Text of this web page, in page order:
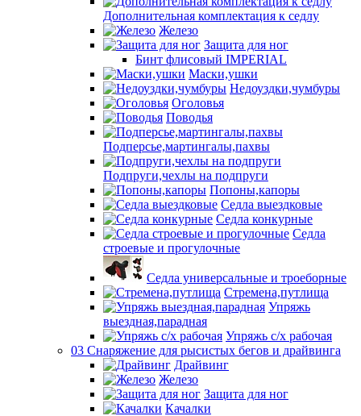
Дополнительная комплектация к седлу
Железо
Защита для ног
Бинт флисовый IMPERIAL
Маски,ушки
Недоуздки,чумбуры
Оголовья
Поводья
Подперсье,мартингалы,пахвы
Подпруги,чехлы на подпруги
Попоны,капоры
Седла выездковые
Седла конкурные
Седла
строевые и прогулочные
Седла универсальные и троеборные
Стремена,путлища
Упряжь
выездная,парадная
Упряжь с/х рабочая
03 Снаряжение для рысистых бегов и драйвинга
Драйвинг
Железо
Защита для ног
Качалки